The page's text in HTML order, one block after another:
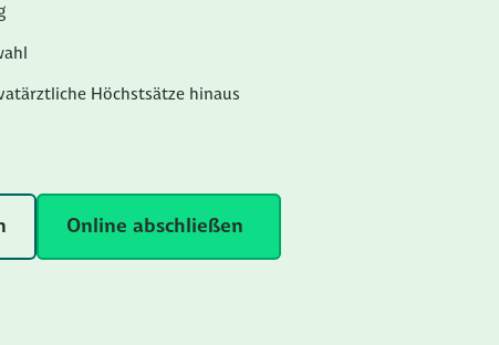
Höchstsätze hinaus
Online abschließen